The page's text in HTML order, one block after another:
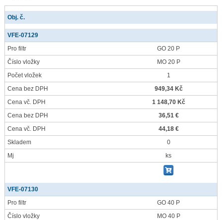
Obj. č.
VFE-07129
Pro filtr
GO 20 P
Číslo vložky
MO 20 P
Počet vložek
1
Cena bez DPH
949,34 Kč
Cena vč. DPH
1 148,70 Kč
Cena bez DPH
36,51 €
Cena vč. DPH
44,18 €
Skladem
0
Mj
ks
VFE-07130
Pro filtr
GO 40 P
Číslo vložky
MO 40 P